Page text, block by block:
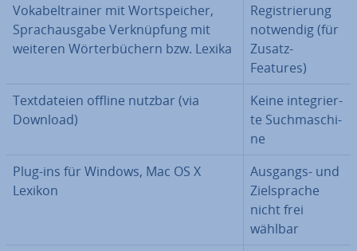
Vo­ka­bel­trai­ner mit Wort­spei­cher,
Sprach­aus­ga­be Ver­knüp­fung mit
weiteren Wör­ter­bü­chern bzw. Lexika
Re­gis­trie­rung
notwendig (für
Zusatz-
Features)
Text­da­tei­en offline nutzbar (via
Download)
Keine in­te­grier­
te Such­ma­schi­
ne
Plug-ins für Windows, Mac OS X
Lexikon
Ausgangs- und
Ziel­spra­che
nicht frei
wählbar